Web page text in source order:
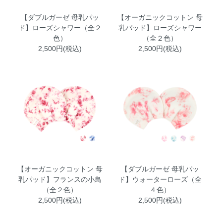
【ダブルガーゼ 母乳パッ
ド】ローズシャワー（全２
色）
2,500円(税込)
【オーガニックコットン 母
乳パッド】ローズシャワー
（全２色）
2,500円(税込)
【オーガニックコットン 母
乳パッド】フランスの小鳥
（全２色）
2,500円(税込)
【ダブルガーゼ 母乳パッ
ド】ウォーターローズ（全
４色）
2,500円(税込)